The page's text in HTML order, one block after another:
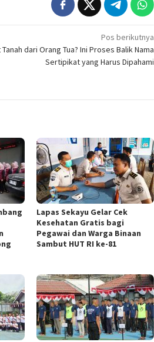
Pos berikutnya
dari Orang Tua? Ini Proses Balik Nama
Sertipikat yang Harus Dipahami
Lapas Sekayu Gelar Cek
Kesehatan Gratis bagi
Pegawai dan Warga Binaan
Sambut HUT RI ke-81